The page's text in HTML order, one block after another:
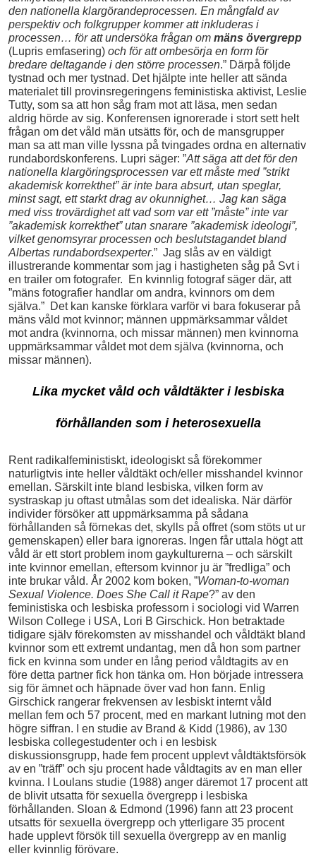
den nationella klargörandeprocessen. En mångfald av
perspektiv och folkgrupper kommer att inkluderas i
processen… för att undersöka frågan om mäns övergrepp
(Lupris emfasering) och för att ombesörja en form för
bredare deltagande i den större processen.” Därpå följde
tystnad och mer tystnad. Det hjälpte inte heller att sända
materialet till provinsregeringens feministiska aktivist, Leslie
Tutty, som sa att hon såg fram mot att läsa, men sedan
aldrig hörde av sig. Konferensen ignorerade i stort sett helt
frågan om det våld män utsätts för, och de mansgrupper
man sa att man ville lyssna på tvingades ordna en alternativ
rundabordskonferens. Lupri säger: ”Att säga att det för den
nationella klargöringsprocessen var ett måste med ”strikt
akademisk korrekthet” är inte bara absurt, utan speglar,
minst sagt, ett starkt drag av okunnighet… Jag kan säga
med viss trovärdighet att vad som var ett ”måste” inte var
”akademisk korrekthet” utan snarare ”akademisk ideologi”,
vilket genomsyrar processen och beslutstagandet bland
Albertas rundabordsexperter.” Jag slås av en väldigt
illustrerande kommentar som jag i hastigheten såg på Svt i
en trailer om fotografer. En kvinnlig fotograf säger där, att
”mäns fotografier handlar om andra, kvinnors om dem
själva.” Det kan kanske förklara varför vi bara fokuserar på
mäns våld mot kvinnor; männen uppmärksammar våldet
mot andra (kvinnorna, och missar männen) men kvinnorna
uppmärksammar våldet mot dem själva (kvinnorna, och
missar männen).
Lika mycket våld och våldtäkter i lesbiska
förhållanden som i heterosexuella
Rent radikalfeministiskt, ideologiskt så förekommer
naturligtvis inte heller våldtäkt och/eller misshandel kvinnor
emellan. Särskilt inte bland lesbiska, vilken form av
systraskap ju oftast utmålas som det idealiska. När därför
individer försöker att uppmärksamma på sådana
förhållanden så förnekas det, skylls på offret (som stöts ut ur
gemenskapen) eller bara ignoreras. Ingen får uttala högt att
våld är ett stort problem inom gaykulturerna – och särskilt
inte kvinnor emellan, eftersom kvinnor ju är ”fredliga” och
inte brukar våld. År 2002 kom boken, ”Woman-to-woman
Sexual Violence. Does She Call it Rape?” av den
feministiska och lesbiska professorn i sociologi vid Warren
Wilson College i USA, Lori B Girschick. Hon betraktade
tidigare själv förekomsten av misshandel och våldtäkt bland
kvinnor som ett extremt undantag, men då hon som partner
fick en kvinna som under en lång period våldtagits av en
före detta partner fick hon tänka om. Hon började intressera
sig för ämnet och häpnade över vad hon fann. Enlig
Girschick rangerar frekvensen av lesbiskt internt våld
mellan fem och 57 procent, med en markant lutning mot den
högre siffran. I en studie av Brand & Kidd (1986), av 130
lesbiska collegestudenter och i en lesbisk
diskussionsgrupp, hade fem procent upplevt våldtäktsförsök
av en ”träff” och sju procent hade våldtagits av en man eller
kvinna. I Loulans studie (1988) anger däremot 17 procent att
de blivit utsatta för sexuella övergrepp i lesbiska
förhållanden. Sloan & Edmond (1996) fann att 23 procent
utsatts för sexuella övergrepp och ytterligare 35 procent
hade upplevt försök till sexuella övergrepp av en manlig
eller kvinnlig förövare.